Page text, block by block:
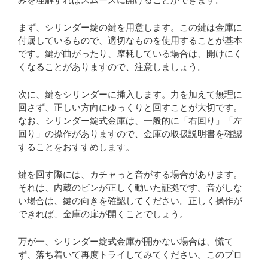
まず、シリンダー錠の鍵を用意します。この鍵は金庫に
付属しているもので、適切なものを使用することが基本
です。鍵が曲がったり、摩耗している場合は、開けにく
くなることがありますので、注意しましょう。
次に、鍵をシリンダーに挿入します。力を加えて無理に
回さず、正しい方向にゆっくりと回すことが大切です。
なお、シリンダー錠式金庫は、一般的に「右回り」「左
回り」の操作がありますので、金庫の取扱説明書を確認
することをおすすめします。
鍵を回す際には、カチャっと音がする場合があります。
それは、内蔵のピンが正しく動いた証拠です。音がしな
い場合は、鍵の向きを確認してください。正しく操作が
できれば、金庫の扉が開くことでしょう。
万が一、シリンダー錠式金庫が開かない場合は、慌て
ず、落ち着いて再度トライしてみてください。このプロ